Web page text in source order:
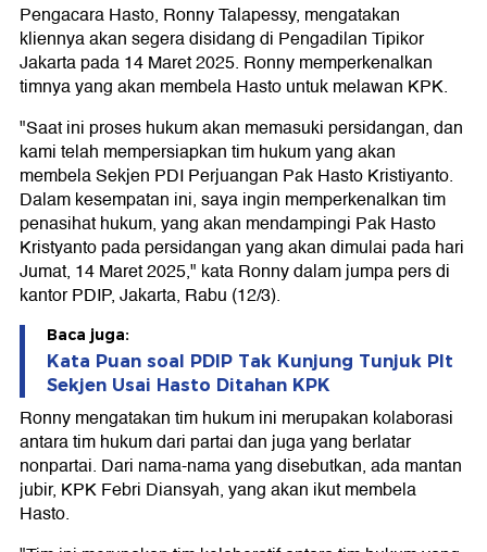
Pengacara Hasto, Ronny Talapessy, mengatakan
kliennya akan segera disidang di Pengadilan Tipikor
Jakarta pada 14 Maret 2025. Ronny memperkenalkan
timnya yang akan membela Hasto untuk melawan KPK.
"Saat ini proses hukum akan memasuki persidangan, dan
kami telah mempersiapkan tim hukum yang akan
membela Sekjen PDI Perjuangan Pak Hasto Kristiyanto.
Dalam kesempatan ini, saya ingin memperkenalkan tim
penasihat hukum, yang akan mendampingi Pak Hasto
Kristyanto pada persidangan yang akan dimulai pada hari
Jumat, 14 Maret 2025," kata Ronny dalam jumpa pers di
kantor PDIP, Jakarta, Rabu (12/3).
Baca juga:
Kata Puan soal PDIP Tak Kunjung Tunjuk Plt
Sekjen Usai Hasto Ditahan KPK
Ronny mengatakan tim hukum ini merupakan kolaborasi
antara tim hukum dari partai dan juga yang berlatar
nonpartai. Dari nama-nama yang disebutkan, ada mantan
jubir, KPK Febri Diansyah, yang akan ikut membela
Hasto.